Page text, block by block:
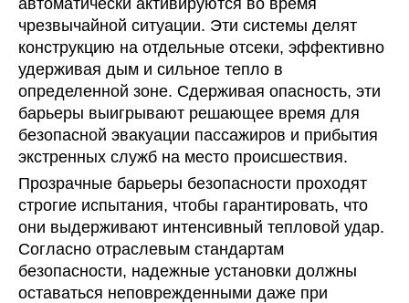
автоматически активируются во время
чрезвычайной ситуации. Эти системы делят
конструкцию на отдельные отсеки, эффективно
удерживая дым и сильное тепло в
определенной зоне. Сдерживая опасность, эти
барьеры выигрывают решающее время для
безопасной эвакуации пассажиров и прибытия
экстренных служб на место происшествия.
Прозрачные барьеры безопасности проходят
строгие испытания, чтобы гарантировать, что
они выдерживают интенсивный тепловой удар.
Согласно отраслевым стандартам
безопасности, надежные установки должны
оставаться неповрежденными даже при